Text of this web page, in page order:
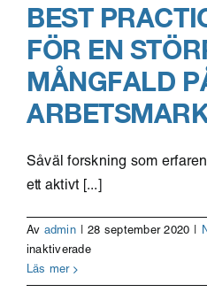
BEST
FÖR EN
MÅNGFALD
Såväl forskning som
ett aktivt [...]
Av admin 28 september 2020
inaktiveradeför
practice-
Läs mer